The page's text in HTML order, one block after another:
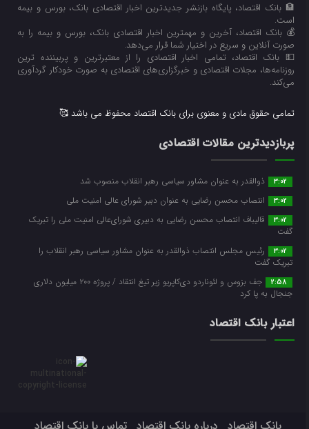
🏦 بانک اقتصاد، پایگاه بازنشر جدیدترین اخبار اقتصادی بانک، بورس و بیمه
است.
💰 بانک اقتصاد، آخرین و مهمترین اخبار اقتصادی بانک، بورس و بیمه را به
صورت آنلاین و سریع در اختیار شما قرار می‌‌دهد.
💵 بانک اقتصاد، تمامی اخبار اقتصادی را از معتبرترین و پربیننده ترین
روزنامه‌ها، مجلات اقتصادی و خبرگزاری‌های اقتصادی به صورت خودکار گردآوری
می‌کند.
تمامی حقوق مادی و معنوی برای بانک اقتصاد محفوظ می باشد 🥰
پربازدیدترین مقالات اقتصادی
3:02 ذوالقدر به عنوان مشاور سیاسی رهبر انقلاب منصوب شد
3:02 انتصاب محسن رضایی به عنوان دبیر شورای عالی امنیت ملی
3:02
قالیباف انتصاب محسن رضایی به دبیری شورای‌عالی امنیت ملی را تبریک
گفت
3:02
رئیس مجلس انتصاب ذوالقدر به عنوان مشاور سیاسی رهبر انقلاب را
تبریک گفت
2:58
جف بزوس و لئوناردو دی‌کاپریو زیر تیغ انتقاد / پروژه ۲۰۰ میلیون دلاری
جنجال به پا کرد
اعتبار بانک اقتصاد